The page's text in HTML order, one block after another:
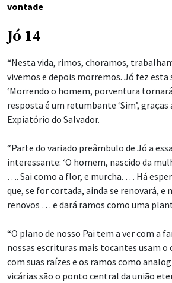
vontade
Jó 14
“Nesta vida, rimos, choramos,
vivemos e depois morremos. Jó fez
‘Morrendo o homem, porventura tornará
resposta é um retumbante ‘Sim’, graças
Expiatório do Salvador.
“Parte do variado preâmbulo de Jó a
interessante: ‘O homem, nascido da
…. Sai como a flor, e murcha. … Há
que, se for cortada, ainda se renovará, e
renovos … e dará ramos como uma
“O plano de nosso Pai tem a ver com a
nossas escrituras mais tocantes usam o
com suas raízes e os ramos como
vicárias são o ponto central da união